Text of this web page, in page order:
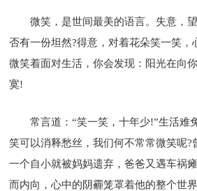
微笑，是世间最美的语言。失意，
否有一份坦然?得意，对着花朵笑一笑，
微笑着面对生活，你会发现：阳光在向
寞!
常言道：“笑一笑，十年少!”生活难
笑可以消释愁丝，我们何不常常微笑呢?
一个自小就被妈妈遗弃，爸爸又遇车祸
而内向，心中的阴霾笼罩着他的整个世